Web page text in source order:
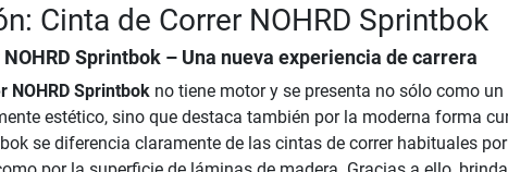
Cinta de Correr NOHRD Sprintbok
Sprintbok– Una nueva experiencia de carrera
NOHRD Sprintbokno tiene motor y se presenta no sólo como un
estético, sino que destaca también por la moderna forma
se diferencia claramente de las cintas de correr habituales